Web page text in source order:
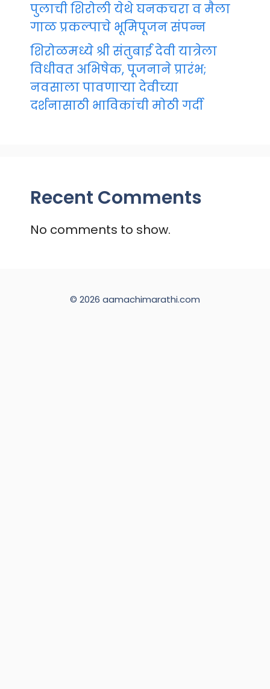
पुलाची शिरोली येथे घनकचरा व मैला
गाळ प्रकल्पाचे भूमिपूजन संपन्न
शिरोळमध्ये श्री संतुबाई देवी यात्रेला
विधीवत अभिषेक, पूजनाने प्रारंभ;
नवसाला पावणाऱ्या देवीच्या
दर्शनासाठी भाविकांची मोठी गर्दी
Recent Comments
No comments to show.
© 2026 aamachimarathi.com